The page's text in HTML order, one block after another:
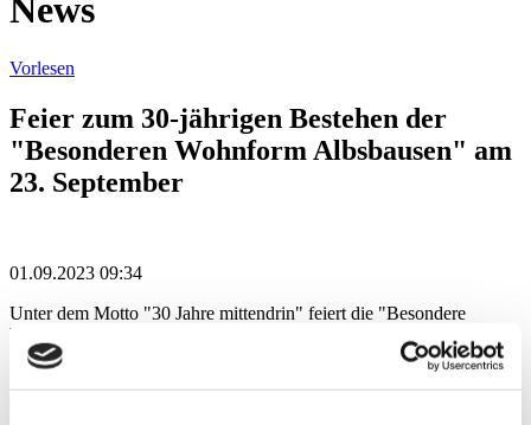
News
Vorlesen
Feier zum 30-jährigen Bestehen der
"Besonderen Wohnform Albsbausen" am
23. September
01.09.2023 09:34
Unter dem Motto "30 Jahre mittendrin" feiert die "Besondere
Wohnform Albshausen" der Lebenshilfe Wetzlar-Weilburg e. V. am
Samstag, 23. September, 30-jähriges Bestehen. Los geht es um 15
Uhr in der Karl Theis Halle in Solms-Albshausen. Besucher:innen